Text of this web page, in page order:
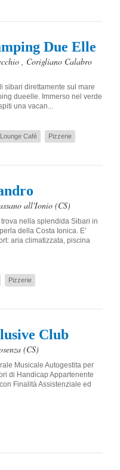
Due Elle
, Corigliano Calabro
sibari direttamente sul mare
dueelle. Immerso nel verde
una vacan...
Café Pizzerie
all'Ionio (CS)
nella splendida Sibari in
della Costa Ionica. E'
aria climatizzata, piscina
Pizzerie
Club
(CS)
Musicale Autogestita per
di Handicap Appartenente
Finalità Assistenziale ed